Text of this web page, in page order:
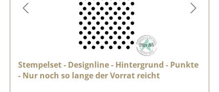
Stempelset - Designline - Hintergrund - Punkte
- Nur noch so lange der Vorrat reicht